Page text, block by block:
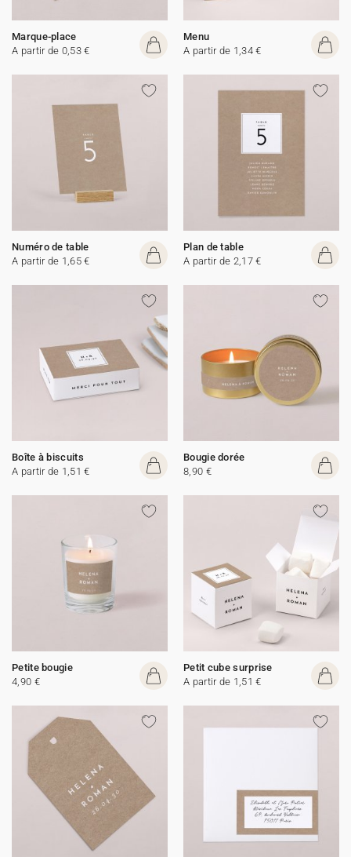
Marque-place
A partir de 0,53 €
Menu
A partir de 1,34 €
Numéro de table
A partir de 1,65 €
Plan de table
A partir de 2,17 €
Boîte à biscuits
A partir de 1,51 €
Bougie dorée
8,90 €
Petite bougie
4,90 €
Petit cube surprise
A partir de 1,51 €